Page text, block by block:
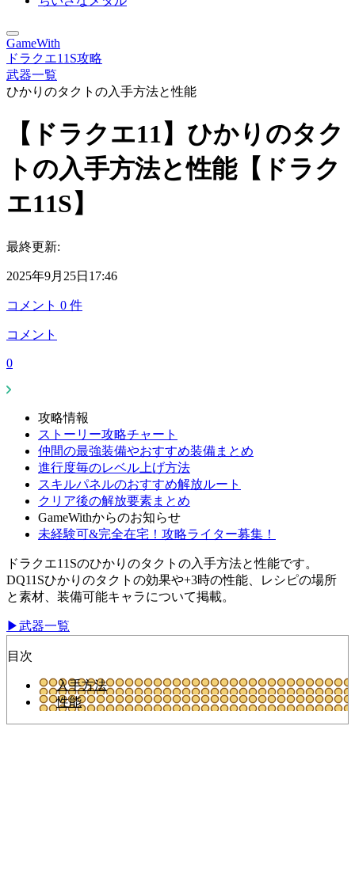
GameWith
ドラクエ11S攻略
武器一覧
ひかりのタクトの入手方法と性能
【ドラクエ11】ひかりのタク
トの入手方法と性能【ドラク
エ11S】
最終更新:
2025年9月25日17:46
コメント 0 件
コメント
0
攻略情報
ストーリー攻略チャート
仲間の最強装備やおすすめ装備まとめ
進行度毎のレベル上げ方法
スキルパネルのおすすめ解放ルート
クリア後の解放要素まとめ
GameWithからのお知らせ
未経験可&完全在宅！攻略ライター募集！
ドラクエ11Sのひかりのタクトの入手方法と性能です。
DQ11Sひかりのタクトの効果や+3時の性能、レシピの場所
と素材、装備可能キャラについて掲載。
▶武器一覧
目次
入手方法
性能